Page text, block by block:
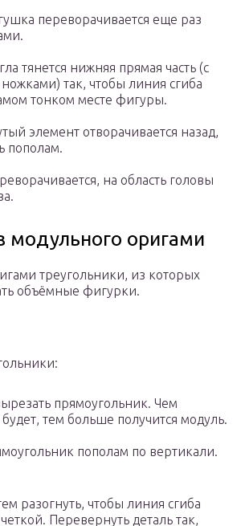
переворачивается еще раз
тянется нижняя прямая часть (с
так, чтобы линия сгиба
тонком месте фигуры.
элемент отворачивается назад,
пополам.
на область головы
модульного оригами
треугольники, из которых
объёмные фигурки.
прямоугольник. Чем
тем больше получится модуль.
пополам по вертикали.
разогнуть, чтобы линия сгиба
Перевернуть деталь так,